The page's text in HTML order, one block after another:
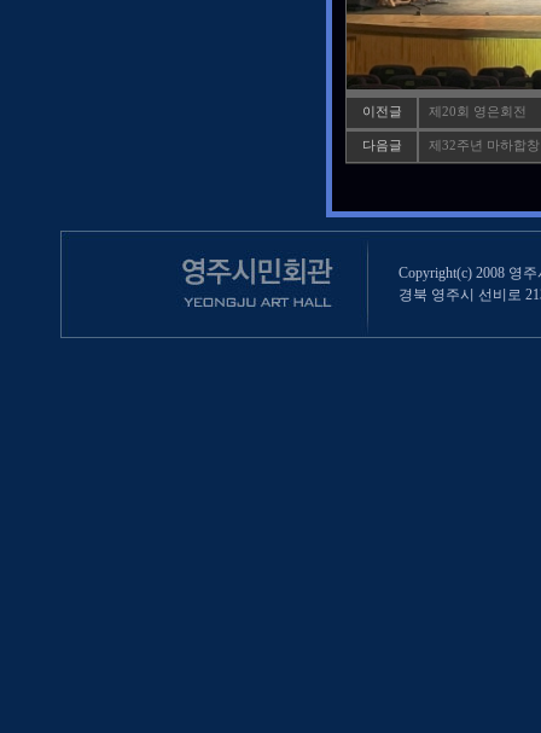
이전글 제20회 영은회전
다음글 제32주년 마하합
Copyright(c) 2008 영
경북 영주시 선비로